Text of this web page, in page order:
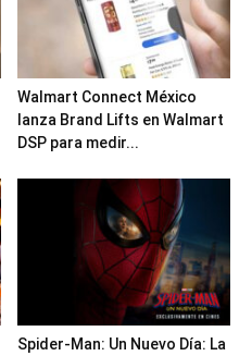
Walmart Connect México
lanza Brand Lifts en Walmart
DSP para medir...
Spider-Man: Un Nuevo Día: La